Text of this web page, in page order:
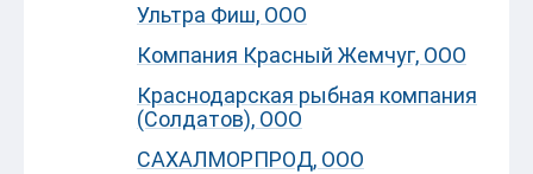
Ультра Фиш, ООО
Компания Красный Жемчуг, ООО
Краснодарская рыбная компания
(Солдатов), ООО
САХАЛМОРПРОД, ООО